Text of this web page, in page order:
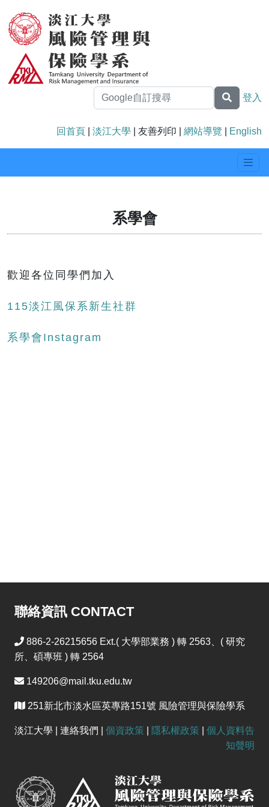
登入
回首頁 淡江大學 | 友善列印 | 網站導覽 English
系學會
歡迎各位同學們加入
115淡江風保系新生社群
系學會Instagram
聯絡資訊 CONTACT
886-2-26215656 Ext.( 大學部業務 ) 轉 2563、( 研究
所、碩專班 ) 轉 2564
149206@mail.tku.edu.tw
251新北市淡水區英專路151號 風險管理與保險學系
淡江大學 | 連絡我們 | 個資政策 隱私權政策
個人資料告
知聲明